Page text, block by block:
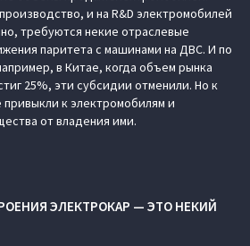
и на R&D электромобилей
требуются некие отраслевые
паритета с машинами на ДВС. И по
в Китае, когда объем рынка
25%, эти субсидии отменили. Но к
к электромобилям и
от владения ими.
ЭЛЕКТРОКАР — ЭТО НЕКИЙ